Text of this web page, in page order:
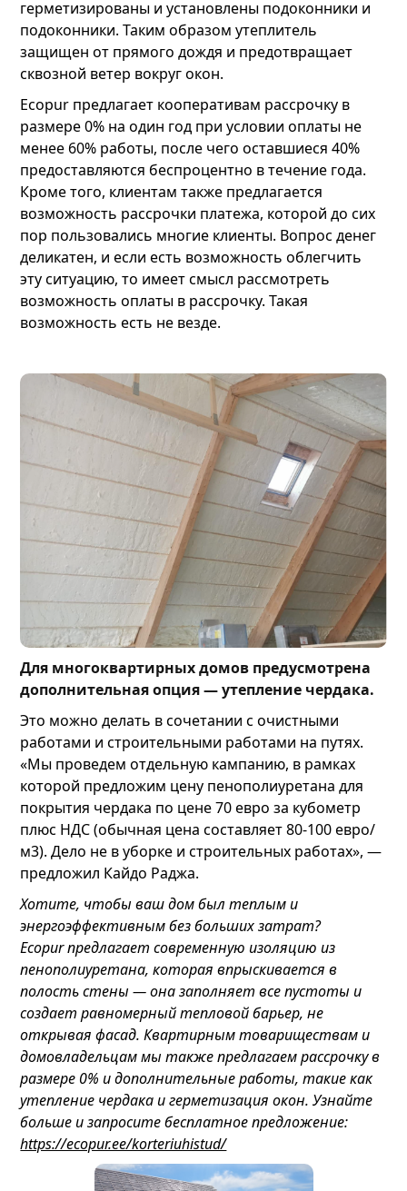
герметизированы и установлены подоконники и
подоконники. Таким образом утеплитель
защищен от прямого дождя и предотвращает
сквозной ветер вокруг окон.
Ecopur предлагает кооперативам рассрочку в
размере 0% на один год при условии оплаты не
менее 60% работы, после чего оставшиеся 40%
предоставляются беспроцентно в течение года.
Кроме того, клиентам также предлагается
возможность рассрочки платежа, которой до сих
пор пользовались многие клиенты. Вопрос денег
деликатен, и если есть возможность облегчить
эту ситуацию, то имеет смысл рассмотреть
возможность оплаты в рассрочку. Такая
возможность есть не везде.
Для многоквартирных домов предусмотрена
дополнительная опция — утепление чердака.
Это можно делать в сочетании с очистными
работами и строительными работами на путях.
«Мы проведем отдельную кампанию, в рамках
которой предложим цену пенополиуретана для
покрытия чердака по цене 70 евро за кубометр
плюс НДС (обычная цена составляет 80-100 евро/
м3). Дело не в уборке и строительных работах», —
предложил Кайдо Раджа.
Хотите, чтобы ваш дом был теплым и
энергоэффективным без больших затрат?
Ecopur предлагает современную изоляцию из
пенополиуретана, которая впрыскивается в
полость стены — она заполняет все пустоты и
создает равномерный тепловой барьер, не
открывая фасад. Квартирным товариществам и
домовладельцам мы также предлагаем рассрочку в
размере 0% и дополнительные работы, такие как
утепление чердака и герметизация окон. Узнайте
больше и запросите бесплатное предложение:
https://ecopur.ee/korteriuhistud/